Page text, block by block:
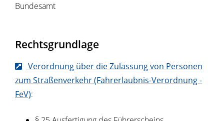
Bundesamt
Rechtsgrundlage
Verordnung über die Zulassung von Personen
zum Straßenverkehr (Fahrerlaubnis-Verordnung -
FeV):